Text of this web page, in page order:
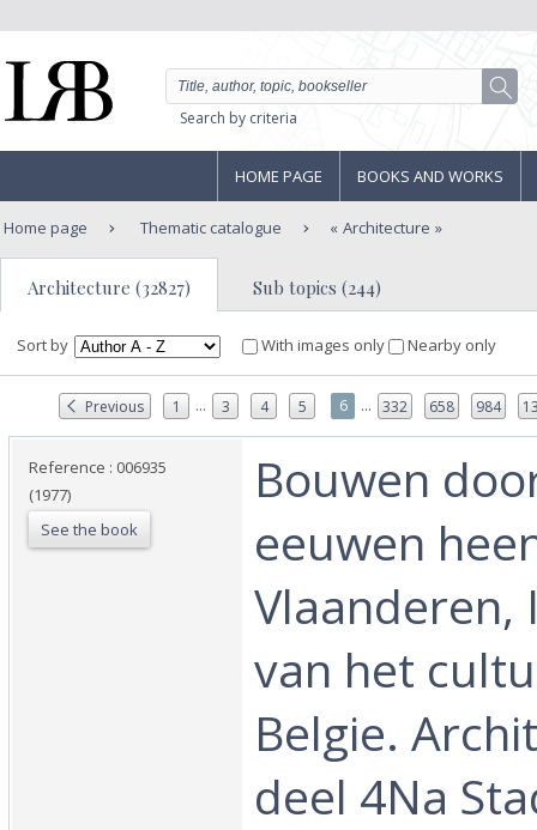
Search by criteria
HOME PAGE BOOKS AND WORKS
Home page Thematic catalogue Architecture
Architecture (32827) Sub topics (244)
Sort by With images only Nearby only
Previous 1 ... 3 4 5 6 ... 332 658 984
Reference : 006935
(1977)
See the book
‎Bouwen
eeuwen
Vlaanderen,
van het
Belgie.
deel 4Na